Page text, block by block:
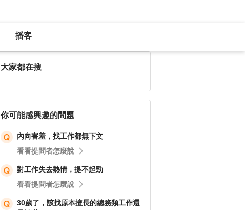
播客
大家都在搜
你可能感興趣的問題
內向害羞，找工作都無下文
看看提問者怎麼說
對工作失去熱情，提不起勁
看看提問者怎麼說
30歲了，該找原本擅長的總務類工作還